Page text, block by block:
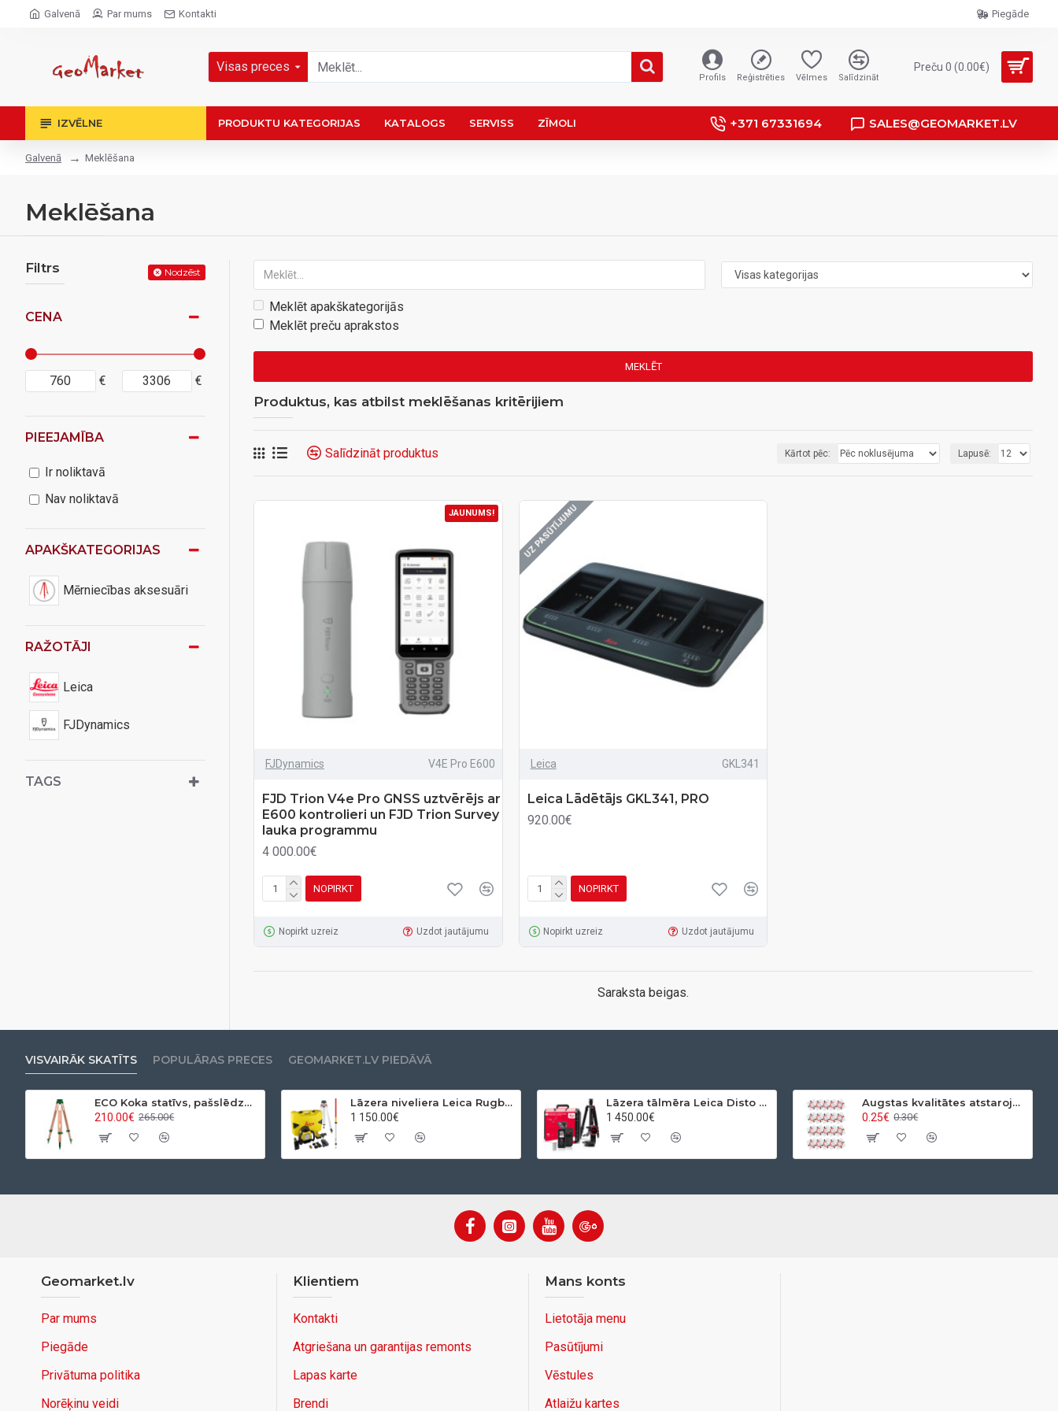
Galvenā Par mums Kontakti Piegāde
Visas preces
Profils Reģistrēties Vēlmes Salīdzināt
Preču 0 (0.00€)
IZVĒLNE PRODUKTU KATEGORIJAS KATALOGS SERVISS ZĪMOLI +371 67331694 SALES@GEOMARKET.LV
Galvenā Meklēšana
Meklēšana
Filtrs Nodzēst
CENA
€ €
APAKŠKATEGORIJAS
Mērniecības aksesuāri
RAŽOTĀJI
Leica
FJDynamics
TAGS
PIEEJAMĪBA
Ir noliktavā
Nav noliktavā
Meklēt apakškategorijās
Meklēt preču aprakstos
MEKLĒT
Produktus, kas atbilst meklēšanas kritērijiem
Salīdzināt produktus Kārtot pēc: Lapusē:
JAUNUMS!
FJDynamics V4E Pro E600
FJD Trion V4e Pro GNSS uztvērējs ar
E600 kontrolieri un FJD Trion Survey
lauka programmu
4 000.00€
NOPIRKT
Nopirkt uzreiz Uzdot jautājumu
UZ PASŪTĪJUMU
Leica GKL341
Leica Lādētājs GKL341, PRO
920.00€
NOPIRKT
Nopirkt uzreiz Uzdot jautājumu
Saraksta beigas.
VISVAIRĀK SKATĪTS POPULĀRAS PRECES GEOMARKET.LV PIEDĀVĀ
ECO Koka statīvs, pašslēdzošs, ar apaļo pamatni
210.00€ 265.00€
Lāzera niveliera Leica Rugby 610 + Rod eye 120 Basic komplekts
1 150.00€
Lāzera tālmēra Leica Disto x4 P2P komplekts
1 450.00€
Augstas kvalitātes atstarojošas uzlīmes 2.5x2.5cm (Baltas)
0.25€ 0.30€
Geomarket.lv
Par mums
Piegāde
Privātuma politika
Norēķinu veidi
Klientiem
Kontakti
Atgriešana un garantijas remonts
Lapas karte
Brendi
Mans konts
Lietotāja menu
Pasūtījumi
Vēstules
Atlaižu kartes